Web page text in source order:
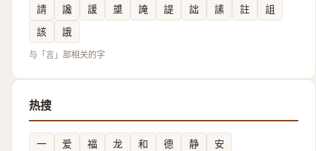
請 讒 諼 䜃 䛳 諟 詘 䛾 註
詛
該
誐
与「言」部相关的字
热搜
一 爱 福 龙 和 德 静 安